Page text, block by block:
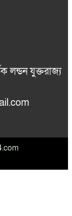
লন্ডন যুক্তরাজ্য